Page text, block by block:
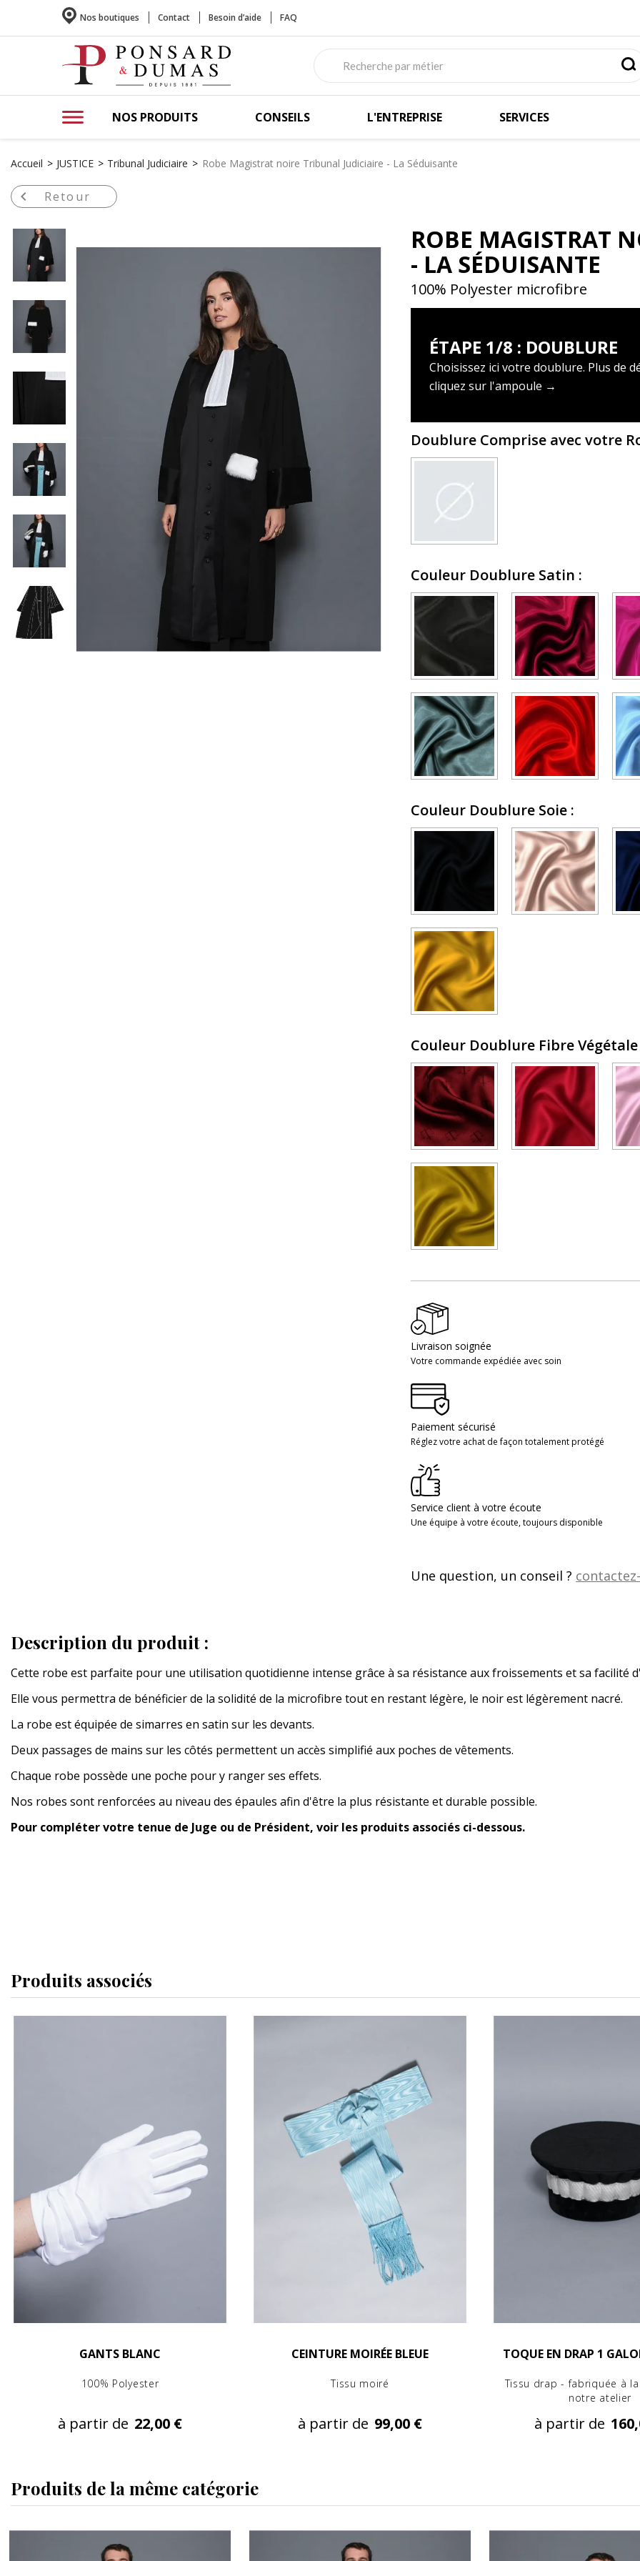
Nos boutiques Contact Besoin d’aide FAQ
NOS PRODUITS CONSEILS L'ENTREPRISE SERVICES
Accueil JUSTICE Tribunal Judiciaire Robe Magistrat noire Tribunal Judiciaire - La Séduisante
 Retour
ROBE MAGISTRAT
- LA SÉDUISANTE
100% Polyester microfibre
ÉTAPE 1/8 : DOUBLURE
Choisissez ici votre doublure. Plus de
cliquez sur l'ampoule →
Doublure Comprise avec votre
Couleur Doublure Satin :
Couleur Doublure Soie :
Couleur Doublure Fibre
Livraison soignée
Votre commande expédiée avec soin
Paiement sécurisé
Réglez votre achat de façon totalement protégé
Service client à votre écoute
Une équipe à votre écoute, toujours disponible
Une question, un conseil ?
Description du produit :
Cette robe est parfaite pour une utilisation quotidienne intense grâce à sa résistance aux froissements et sa facilité
Elle vous permettra de bénéficier de la solidité de la microfibre tout en restant légère, le noir est légèrement nacré.
La robe est équipée de simarres en satin sur les devants.
Deux passages de mains sur les côtés permettent un accès simplifié aux poches de vêtements.
Chaque robe possède une poche pour y ranger ses effets.
Nos robes sont renforcées au niveau des épaules afin d'être la plus résistante et durable possible.
Pour compléter votre tenue de Juge ou de Président, voir les produits associés ci-dessous.
Produits associés
GANTS BLANC
100% Polyester
à partir de 22,00 €
CEINTURE MOIRÉE BLEUE
Tissu moiré
à partir de 99,00 €
TOQUE EN DRAP 1
Tissu drap - fabriquée à
notre atelier
à partir de
Produits de la même catégorie